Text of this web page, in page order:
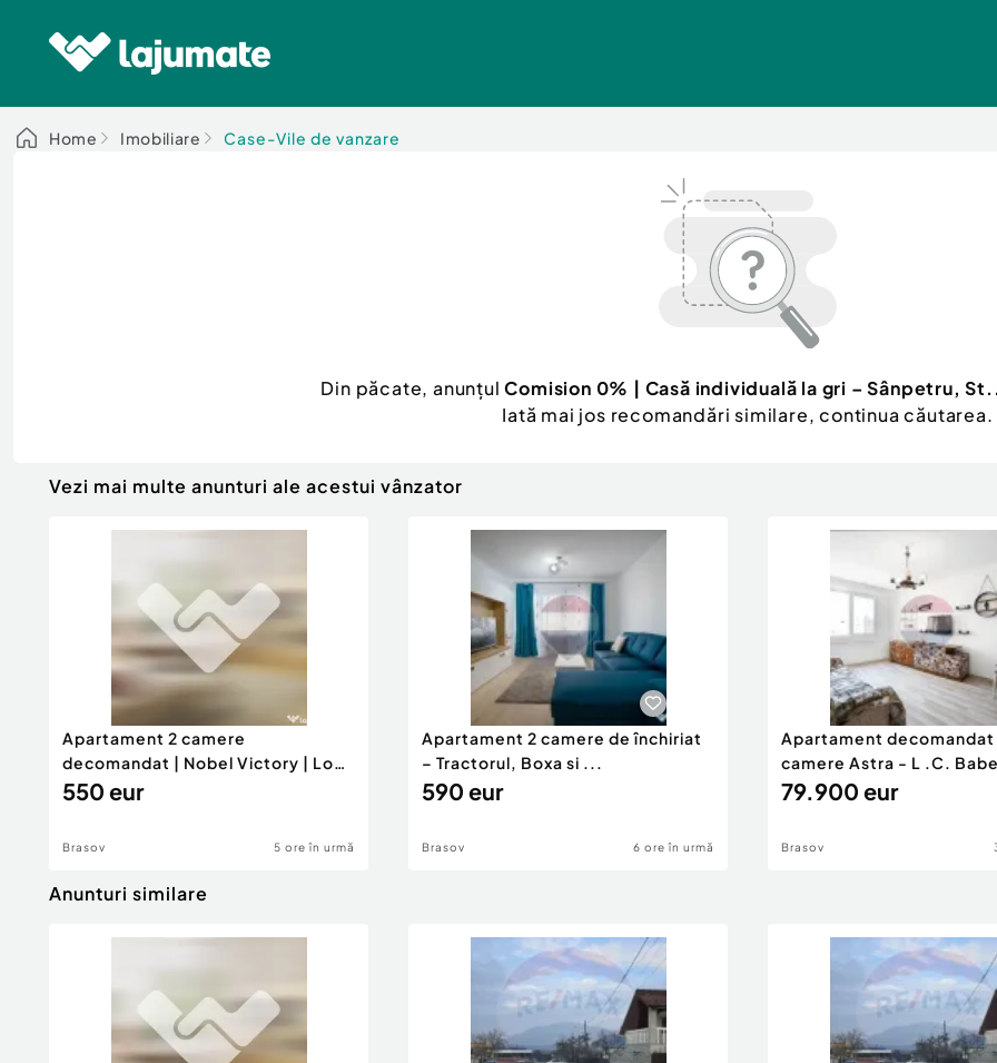
Home Imobiliare Case-Vile de vanzare
Din păcate, anunțulComision 0% | Casă individuală la gri – Sânpetru,
Iată mai jos recomandări similare, continua căutarea.
Vezi mai multe anunturi ale acestui vânzator
Apartament 2 camere
decomandat | Nobel Victory | Loc
de p...
550 eur
Brasov 5 ore în urmă
Apartament 2 camere de închiriat
– Tractorul, Boxa si ...
590 eur
Brasov 6 ore în urmă
Apartament decomandat
camere Astra - L .C.
79.900 eur
Brasov
Anunturi similare